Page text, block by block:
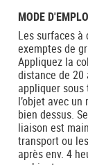
MODE
Les surfaces
exemptes de
Appliquez la
distance de 20
appliquer
l’objet avec
bien dessus.
liaison est
transport ou
après env. 4